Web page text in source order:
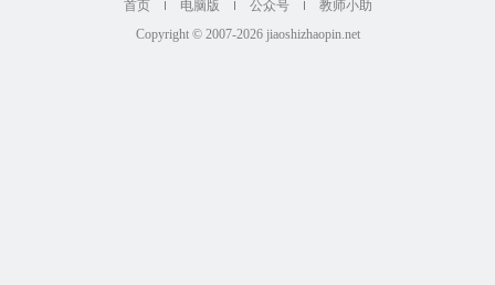
首页 电脑版 公众号
教师小助
Copyright © 2007-2026 jiaoshizhaopin.net